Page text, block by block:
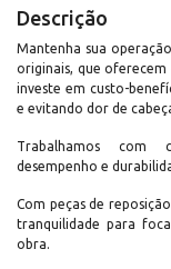
Descrição
Mantenha sua
originais, que
investe em custo-
e evitando dor de
Trabalhamos com
desempenho e
Com peças de
tranquilidade para
obra.